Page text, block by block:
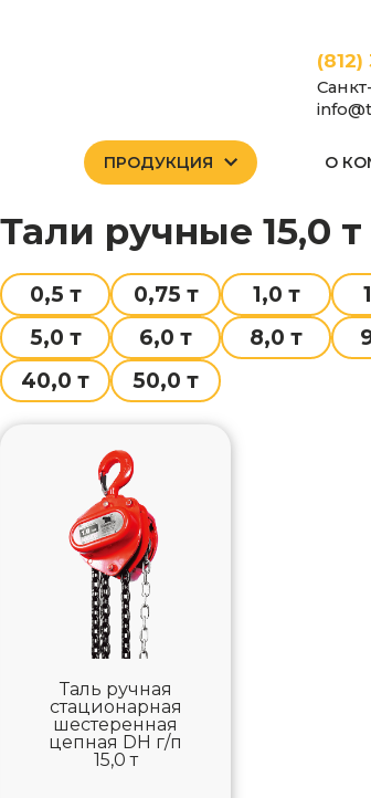
ПРОДУКЦИЯ О
Тали Тали ручные
тали ручные 15,0 т
0,5 т 0,75 т 1,0 т
5,0 т
6,0 т 8,0 т
40,0 т
50,0 т
Таль ручная
стационарная
шестеренная
цепная DH г/п
15,0 т